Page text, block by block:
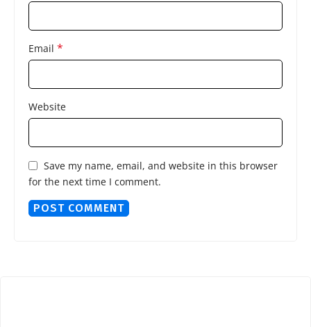
Email *
Website
Save my name, email, and website in this browser
for the next time I comment.